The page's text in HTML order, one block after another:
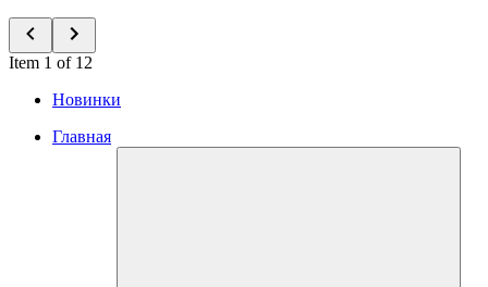
Item 1 of 12
Новинки
Главная